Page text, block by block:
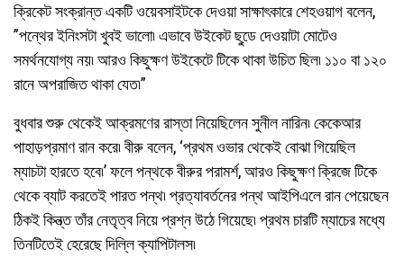
ক্রিকেট সংক্রান্ত একটি ওয়েবসাইটকে দেওয়া সাক্ষাৎকারে শেহওয়াগ বলেন,
”পন্থের ইনিংসটা খুবই ভালো৷ এভাবে উইকেট ছুডে় দেওয়াটা মোটেও
সমর্থনযোগ্য নয়৷ আরও কিছুক্ষণ উইকেটে টিকে থাকা উচিত ছিল৷ ১১০ বা ১২০
রানে অপরাজিত থাকা যেত৷”
বুধবার শুরু থেকেই আক্রমণের রাস্তা নিয়েছিলেন সুনীল নারিন৷ কেকেআর
পাহাড়প্রমাণ রান করে৷ বীরু বলেন, ‘প্রথম ওভার থেকেই বোঝা গিয়েছিল
ম্যাচটা হারতে হবে৷’ ফলে পন্থকে বীরুর পরামর্শ, আরও কিছুক্ষণ ক্রিজে টিকে
থেকে ব্যাট করতেই পারত পন্থ৷ প্রত্যাবর্তনের পন্থ আইপিএলে রান পেয়েছেন
ঠিকই কিন্ত্ত তাঁর নেতৃত্ব নিয়ে প্রশ্ন উঠে গিয়েছে৷ প্রথম চারটি ম্যাচের মধ্যে
তিনটিতেই হেরেছে দিল্লি ক্যাপিটালস৷